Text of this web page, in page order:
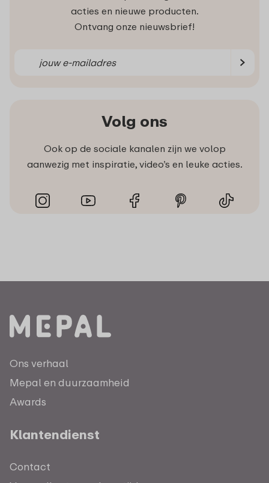
acties en nieuwe producten.
Ontvang onze nieuwsbrief!
Volg ons
Ook op de sociale kanalen zijn we volop
aanwezig met inspiratie, video’s en leuke acties.
Ons verhaal
Mepal en duurzaamheid
Awards
Klantendienst
Contact